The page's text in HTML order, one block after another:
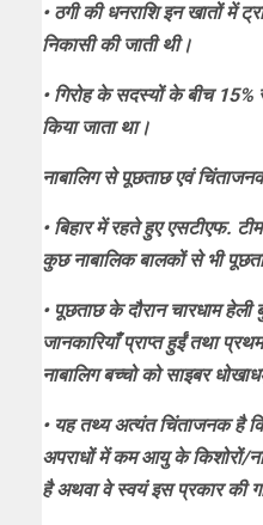
• ठगी की धनराशि इन खातों में
निकासी की जाती थी।
• गिरोह के सदस्यों के बीच
किया जाता था।
नाबालिग से पूछताछ एवं
• बिहार में रहते हुए एसटीएफ. टीम
कुछ नाबालिक बालकों से भी
• पूछताछ के दौरान चारधाम
जानकारियाँ प्राप्त हुईं तथा
नाबालिग बच्चो को साइबर
• यह तथ्य अत्यंत चिंताजनक है
अपराधों में कम आयु के किशोरों/
है अथवा वे स्वयं इस प्रकार की